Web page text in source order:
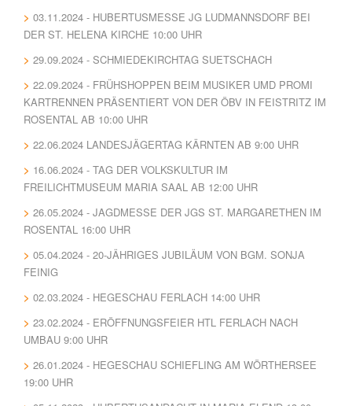
03.11.2024 - HUBERTUSMESSE JG LUDMANNSDORF BEI
DER ST. HELENA KIRCHE 10:00 UHR
29.09.2024 - SCHMIEDEKIRCHTAG SUETSCHACH
22.09.2024 - FRÜHSHOPPEN BEIM MUSIKER UMD PROMI
KARTRENNEN PRÄSENTIERT VON DER ÖBV IN FEISTRITZ IM
ROSENTAL AB 10:00 UHR
22.06.2024 LANDESJÄGERTAG KÄRNTEN AB 9:00 UHR
16.06.2024 - TAG DER VOLKSKULTUR IM
FREILICHTMUSEUM MARIA SAAL AB 12:00 UHR
26.05.2024 - JAGDMESSE DER JGS ST. MARGARETHEN IM
ROSENTAL 16:00 UHR
05.04.2024 - 20-JÄHRIGES JUBILÄUM VON BGM. SONJA
FEINIG
02.03.2024 - HEGESCHAU FERLACH 14:00 UHR
23.02.2024 - ERÖFFNUNGSFEIER HTL FERLACH NACH
UMBAU 9:00 UHR
26.01.2024 - HEGESCHAU SCHIEFLING AM WÖRTHERSEE
19:00 UHR